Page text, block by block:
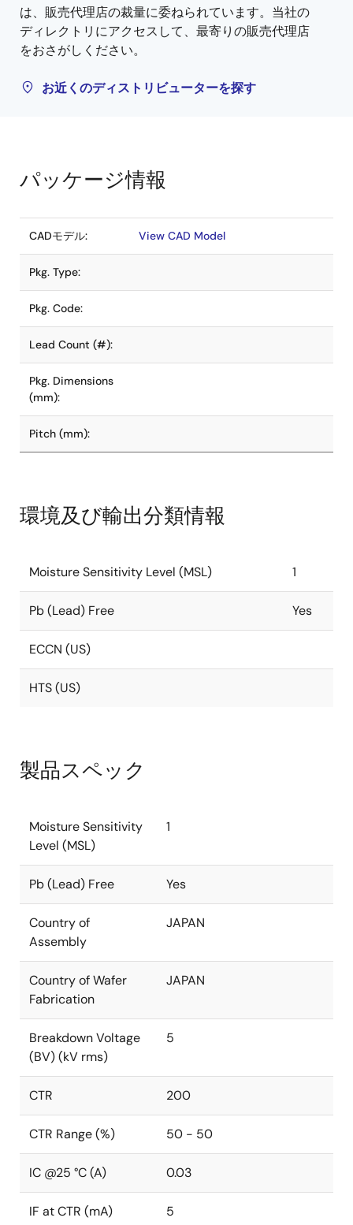
は、販売代理店の裁量に委ねられています。当社の
ディレクトリにアクセスして、最寄りの販売代理店
をおさがしください。
お近くのディストリビューターを探す
パッケージ情報
CADモデル: View CAD Model
Pkg. Type:
Pkg. Code:
Lead Count (#):
Pkg. Dimensions
(mm):
Pitch (mm):
環境及び輸出分類情報
Moisture Sensitivity Level (MSL) 1
Pb (Lead) Free Yes
ECCN (US)
HTS (US)
製品スペック
Moisture Sensitivity
Level (MSL)
1
Pb (Lead) Free Yes
Country of
Assembly
JAPAN
Country of Wafer
Fabrication
JAPAN
Breakdown Voltage
(BV) (kV rms)
5
CTR 200
CTR Range (%) 50 - 50
IC @25 °C (A) 0.03
IF at CTR (mA) 5